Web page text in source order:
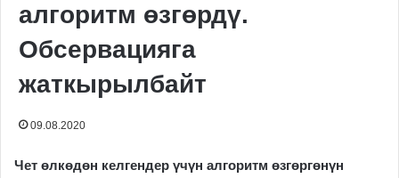
алгоритм өзгөрдү.
Обсервацияга
жаткырылбайт
09.08.2020
Чет өлкөдөн келгендер үчүн алгоритм өзгөргөнүн